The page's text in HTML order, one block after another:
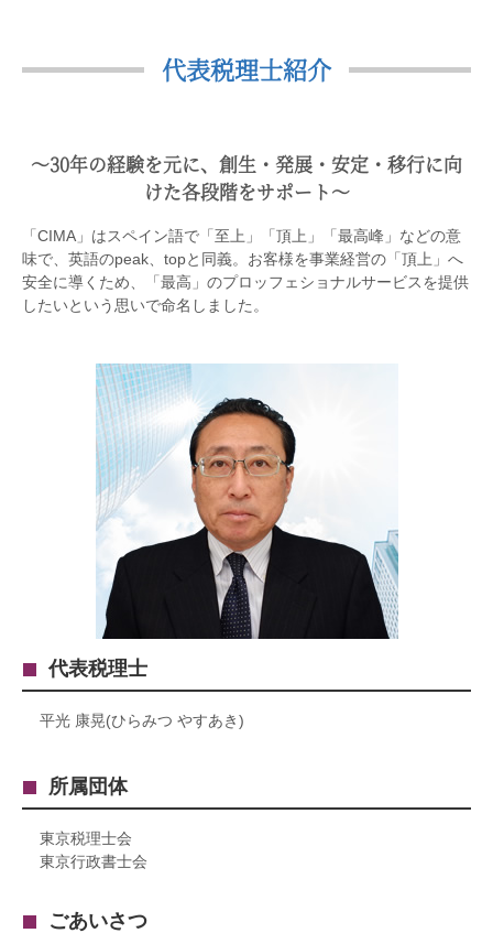
代表税理士紹介
〜30年の経験を元に、創生・発展・安定・移行に向
けた各段階をサポート〜
「CIMA」はスペイン語で「至上」「頂上」「最高峰」などの意
味で、英語のpeak、topと同義。お客様を事業経営の「頂上」へ
安全に導くため、「最高」のプロッフェショナルサービスを提供
したいという思いで命名しました。
代表税理士
平光 康晃(ひらみつ やすあき)
所属団体
東京税理士会
東京行政書士会
ごあいさつ